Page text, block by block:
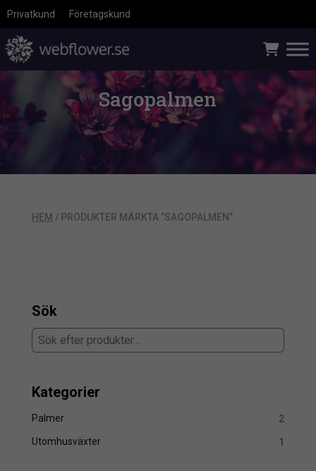
Privatkund Företagskund
Sagopalmen
HEM / PRODUKTER MÄRKTA ”SAGOPALMEN”
Sök
Kategorier
Palmer 2
Utomhusväxter 1